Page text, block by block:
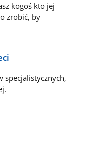
kogoś kto jej
zrobić, by
specjalistycznych,